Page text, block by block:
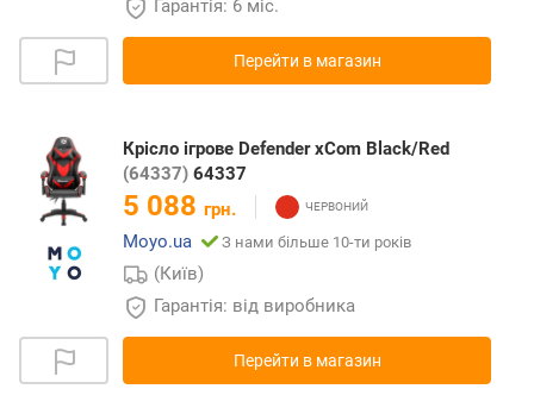
Гарантія: 6 міс.
Перейти в магазин
Крісло ігрове Defender xCom Black/Red
(64337) 64337
5 088 грн.
Moyo.ua
З нами більше 10-ти років
(Київ)
Гарантія: від виробника
Перейти в магазин